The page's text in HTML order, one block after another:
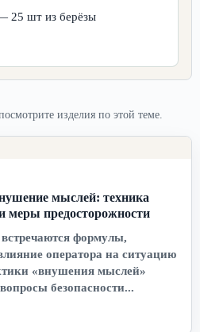
25 шт из берёзы
изделия по этой теме.
мыслей: техника
меры предосторожности
формулы,
оператора на ситуацию
«внушения мыслей»
безопасности...